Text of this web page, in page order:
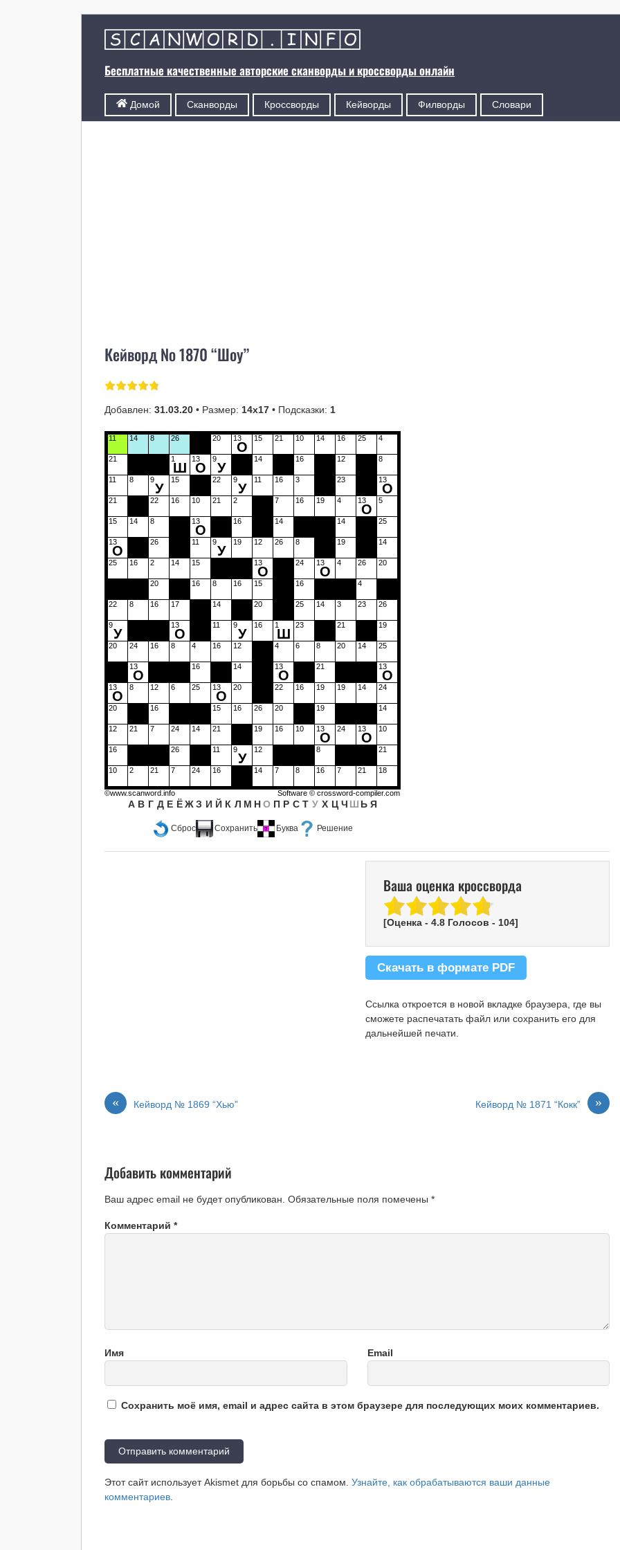
Бесплатные качественные авторские сканворды и кроссворды онлайн
Домой Сканворды Кроссворды Кейворды Филворды Словари
Кейворд № 1870 “Шоу”
Добавлен:31.03.20 • Размер: 14х17 • Подсказки: 1
Сброс Сохранить Буква Решение
11 14 8 26 20 13
О
15 21 10 14 16 25 4
21 1
Ш
13
О
9
У
14 16 12 8
11 8 9
У
15 22 9
У
11 16 3 23 13
О
21 22 16 10 21 2 7 16 19 4 13
О
5
15 14 8 13
О
16 14 14 25
13
О
26 11 9
У
19 12 26 8 19 14
25 16 2 14 15 13
О
24 13
О
4 26 20
20 16 8 16 15 16 4
22 8 16 17 14 20 25 14 3 23 26
9
У
13
О
11 9
У
16 1
Ш
23 21 19
20 24 16 8 4 16 12 4 6 8 20 14 25
13
О
16 14 13
О
21 13
О
13
О
8 12 6 25 13
О
20 22 16 19 19 14 24
20 16 15 16 26 20 19 14
12 21 7 24 14 21 19 16 10 13
О
24 13
О
10
16 26 11 9
У
12 8 21
10 2 21 7 24 16 14 7 8 16 7 21 18
А В Г Д Е Ё Ж З И Й К Л М Н О П Р С Т У Х Ц Ч Ш Ь Я
©www.scanword.info Software ©crossword-compiler.com
Ваша оценка кроссворда
[Оценка - 4.8Голосов - 104]
Скачать в формате PDF
Ссылка откроется в новой вкладке браузера, где вы
сможете распечатать файл или сохранить его для
дальнейшей печати.
« Кейворд № 1869 “Хью” »
Кейворд № 1871 “Кокк”
Добавить комментарий
Ваш адрес email не будет опубликован. Обязательные поля помечены*
Комментарий*
Имя Email
Сохранить моё имя, email и адрес сайта в этом браузере для последующих моих комментариев.
Этот сайт использует Akismet для борьбы со спамом.Узнайте, как обрабатываются ваши данные
комментариев